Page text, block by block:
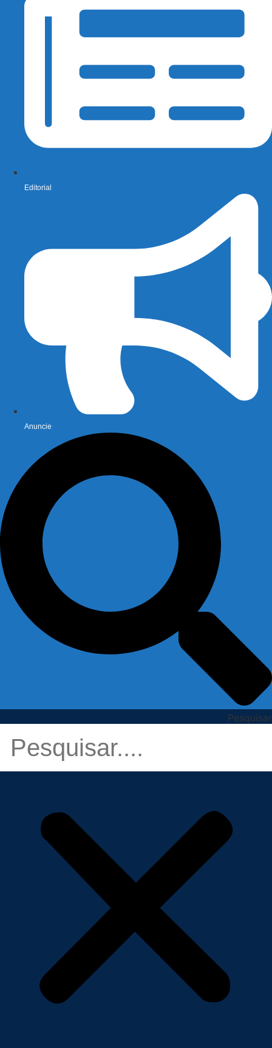
Editorial
Anuncie
Pesquisar